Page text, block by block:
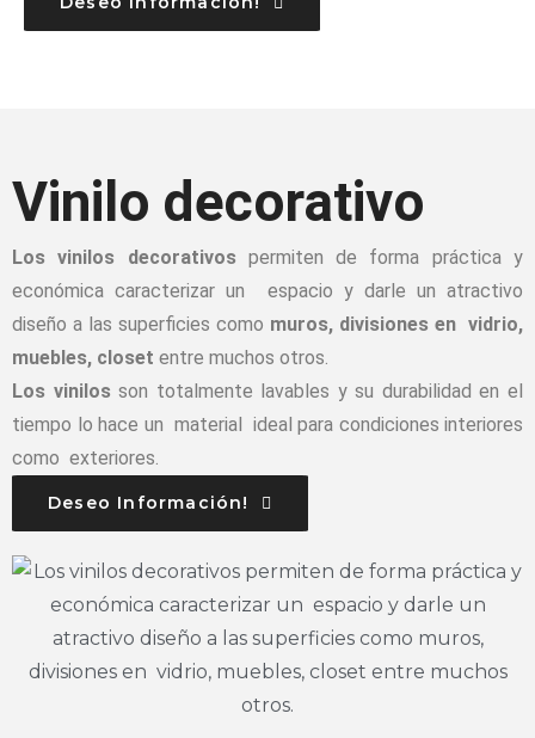
Vinilo decorativo
Los vinilos decorativos permiten de forma práctica y
económica caracterizar un espacio y darle un atractivo
diseño a las superficies como muros, divisiones en vidrio,
muebles, closet entre muchos otros.
Los vinilos son totalmente lavables y su durabilidad en el
tiempo lo hace un material ideal para condiciones interiores
como exteriores.
Deseo Información!